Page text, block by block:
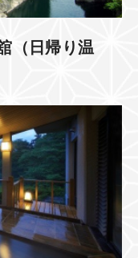
（日帰り温